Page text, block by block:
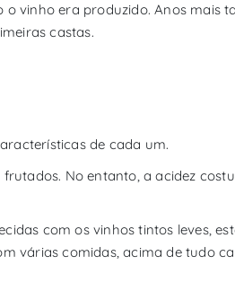
vinho era produzido. Anos mais
castas.
de cada um.
No entanto, a acidez
com os vinhos tintos leves,
várias comidas, acima de tudo